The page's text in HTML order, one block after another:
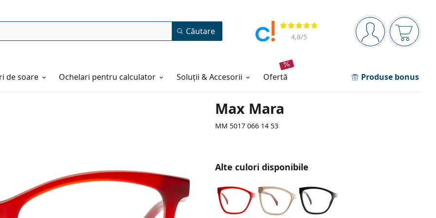
Panou de navigare
Sunteți logat
Coșul
Opinii
4,8/5
Căutare
de soare Ochelari pentru calculator Soluții & Accesorii ofertă Produse bonus
Max Mara
MM 5017 066 14 53
Alte culori disponibile